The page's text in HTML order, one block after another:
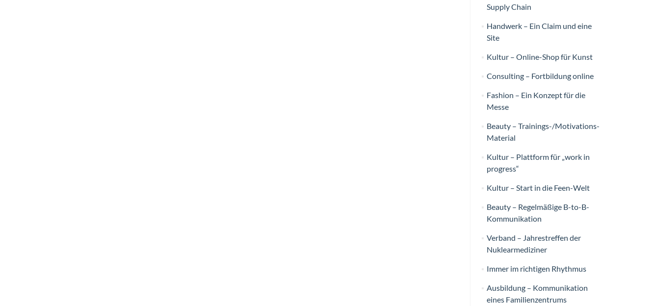
Supply Chain
Handwerk – Ein Claim und eine
Site
Kultur – Online-Shop für Kunst
Consulting – Fortbildung online
Fashion – Ein Konzept für die
Messe
Beauty – Trainings-/Motivations-
Material
Kultur – Plattform für „work in
progress“
Kultur – Start in die Feen-Welt
Beauty – Regelmäßige B-to-B-
Kommunikation
Verband – Jahrestreffen der
Nuklearmediziner
Immer im richtigen Rhythmus
Ausbildung – Kommunikation
eines Familienzentrums